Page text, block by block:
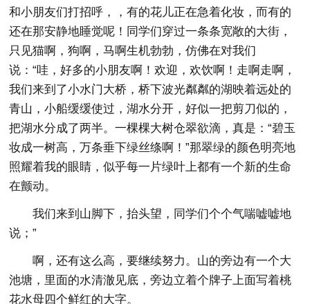
和小朋友们打招呼，，有的花儿正在急着化妆，而有的
还在那安静地睡觉呢！同学们穿过一条条宽敞的大街，
只见猫啊，狗啊，马啊生机勃勃，仿佛在对我们
说：“哇，好多的小朋友啊！欢迎，欢饮啊！走啊走啊，
我们来到了小水门大桥，桥下波光粼粼的湖映着远处的
青山，小船缓缓使过，湖水分开，好似一把剪刀似的，
把湖水分成了两半。一棵棵大树仓翠欲滴，真是：“碧玉
妆成一树高，万条垂下绿丝绦啊！”那翠绿的颜色明亮地
照耀着我的眼睛，似乎每一片绿叶上都有一个新的生命
在颤动。
我们来到山脚下，抬头望，同学们个个气喘嘘嘘地
说；”
啊，还有这么高，要继续努力。山的旁边有一个大
池塘，里面的水清澈见底，旁边立着个牌子上面写着桃
花水母四个鲜红的大字。